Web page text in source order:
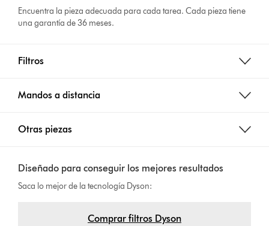
Encuentra la pieza adecuada para cada tarea. Cada pieza tiene
una garantía de 36 meses.
Filtros
Mandos a distancia
Otras piezas
Diseñado para conseguir los mejores resultados
Saca lo mejor de la tecnología Dyson:
Comprar filtros Dyson